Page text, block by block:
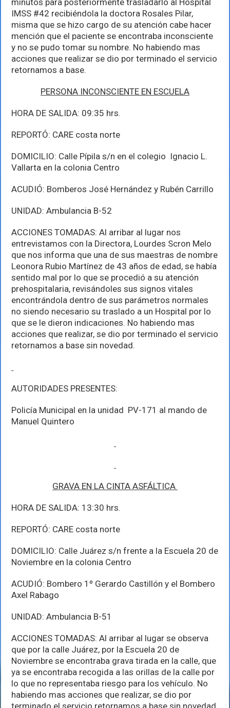
IMSS #42 recibiéndola la doctora Rosales Pilar,
misma que se hizo cargo de su atención cabe hacer
mención que el paciente se encontraba inconsciente
y no se pudo tomar su nombre. No habiendo mas
acciones que realizar se dio por terminado el servicio
retornamos a base.
PERSONA INCONSCIENTE EN ESCUELA
HORA DE SALIDA: 09:35 hrs.
REPORTÓ: CARE costa norte
DOMICILIO: Calle Pípila s/n en el colegio Ignacio L.
Vallarta en la colonia Centro
ACUDIÓ: Bomberos José Hernández y Rubén Carrillo
UNIDAD: Ambulancia B-52
ACCIONES TOMADAS: Al arribar al lugar nos
entrevistamos con la Directora, Lourdes Scron Melo
que nos informa que una de sus maestras de nombre
Leonora Rubio Martínez de 43 años de edad, se había
sentido mal por lo que se procedió a su atención
prehospitalaria, revisándoles sus signos vitales
encontrándola dentro de sus parámetros normales
no siendo necesario su traslado a un Hospital por lo
que se le dieron indicaciones. No habiendo mas
acciones que realizar, se dio por terminado el servicio
retornamos a base sin novedad.
AUTORIDADES PRESENTES:
Policía Municipal en la unidad PV-171 al mando de
Manuel Quintero
GRAVA EN LA CINTA ASFÁLTICA
HORA DE SALIDA: 13:30 hrs.
REPORTÓ: CARE costa norte
DOMICILIO: Calle Juárez s/n frente a la Escuela 20 de
Noviembre en la colonia Centro
ACUDIÓ: Bombero 1º Gerardo Castillón y el Bombero
Axel Rabago
UNIDAD: Ambulancia B-51
ACCIONES TOMADAS: Al arribar al lugar se observa
que por la calle Juárez, por la Escuela 20 de
Noviembre se encontraba grava tirada en la calle, que
ya se encontraba recogida a las orillas de la calle por
lo que no representaba riesgo para los vehículo. No
habiendo mas acciones que realizar, se dio por
terminado el servicio retornamos a base sin novedad.